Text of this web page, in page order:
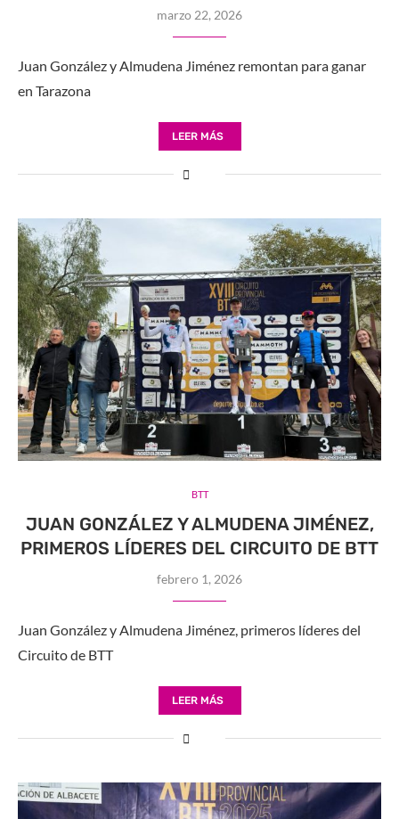
marzo 22, 2026
Juan González y Almudena Jiménez remontan para ganar
en Tarazona
LEER MÁS
BTT
JUAN GONZÁLEZ Y ALMUDENA JIMÉNEZ,
PRIMEROS LÍDERES DEL CIRCUITO DE BTT
febrero 1, 2026
Juan González y Almudena Jiménez, primeros líderes del
Circuito de BTT
LEER MÁS